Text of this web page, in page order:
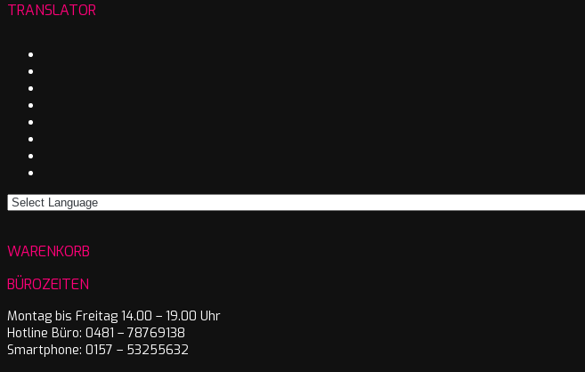
TRANSLATOR
WARENKORB
BÜROZEITEN
Montag bis Freitag 14.00 – 19.00 Uhr
Hotline Büro: 0481 – 78769138
Smartphone: 0157 – 53255632